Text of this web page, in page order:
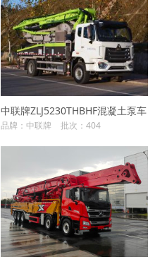
中联牌ZLJ5230THBHF混凝土泵车
品牌：中联牌 批次：404